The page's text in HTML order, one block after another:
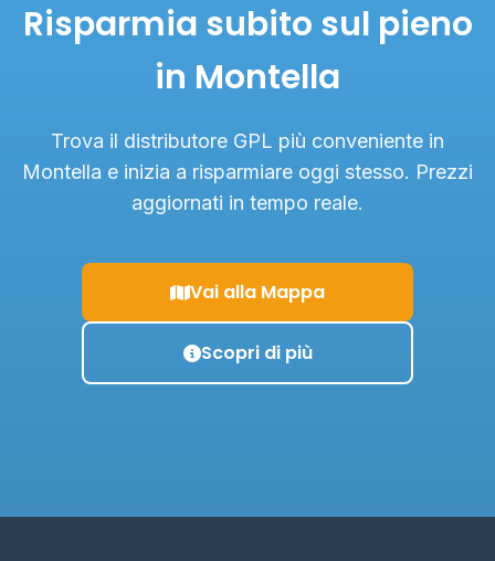
Risparmia subito sul pieno
in Montella
Trova il distributore GPL più conveniente in
Montella e inizia a risparmiare oggi stesso. Prezzi
aggiornati in tempo reale.
Vai alla Mappa
Scopri di più